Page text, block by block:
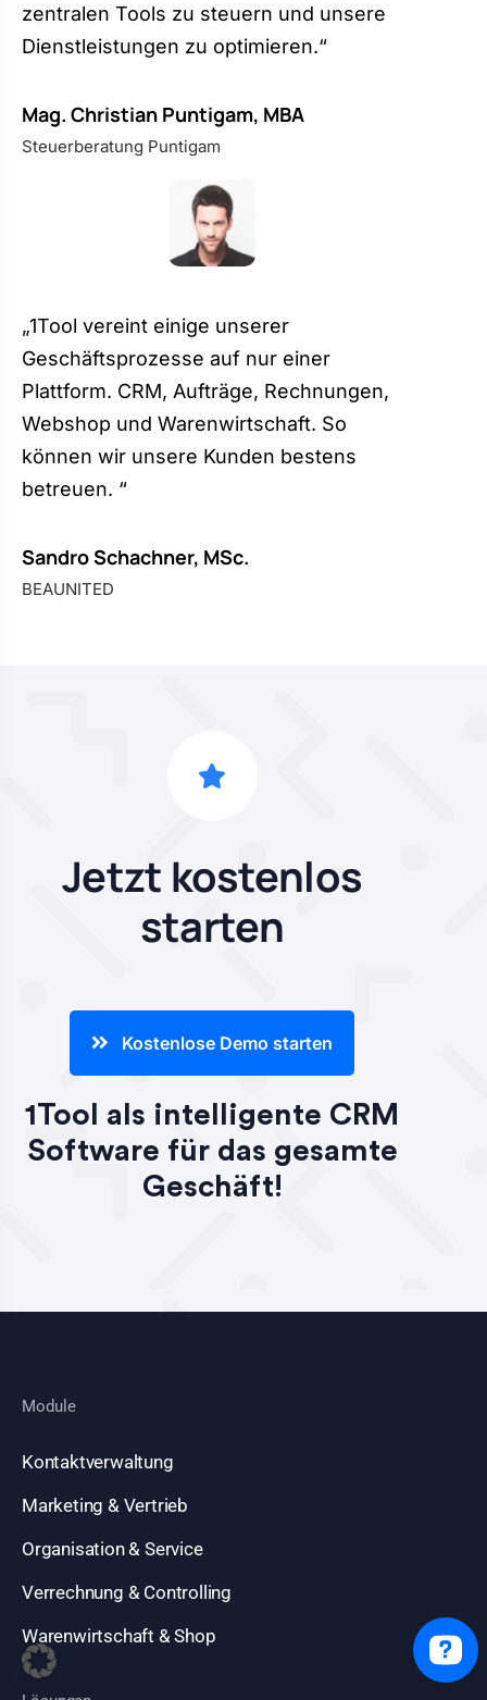
zentralen Tools zu steuern und unsere
Dienstleistungen zu optimieren.“
Mag. Christian Puntigam, MBA
Steuerberatung Puntigam
„1Tool vereint einige unserer
Geschäftsprozesse auf nur einer
Plattform. CRM, Aufträge, Rechnungen,
Webshop und Warenwirtschaft. So
können wir unsere Kunden bestens
betreuen. “
Sandro Schachner, MSc.
BEAUNITED
Jetzt kostenlos
starten
Kostenlose Demo starten
1Tool als intelligente CRM
Software für das gesamte
Geschäft!
Module
Kontaktverwaltung
Marketing & Vertrieb
Organisation & Service
Verrechnung & Controlling
Warenwirtschaft & Shop